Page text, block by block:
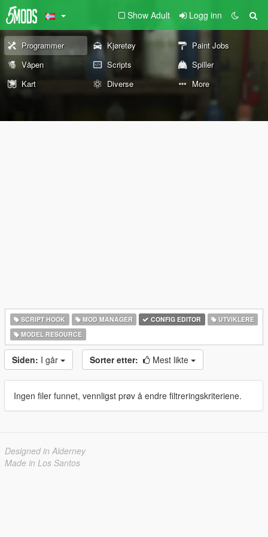
Show Adult Logg inn
Programmer Kjøretøy
Paint Jobs
Våpen
Scripts
Spiller
Kart
Diverse More
SCRIPT HOOK MOD MANAGER CONFIG EDITOR
UTVIKLERE
MODEL RESOURCE
Siden: I går Sorter etter: Mest likte
Ingen filer funnet, vennligst prøv å endre filtreringskriteriene.
Designed in Alderney
Made in Los Santos